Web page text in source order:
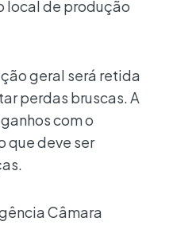
local de produção
geral será retida
perdas bruscas. A
com o
que deve ser
Câmara